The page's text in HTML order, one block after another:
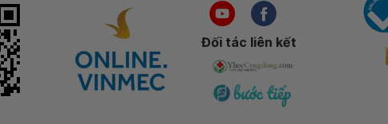
Đối tác liên kết